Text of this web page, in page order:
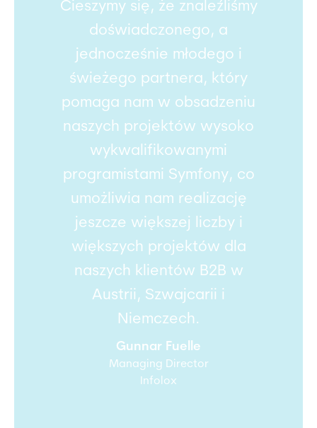
Cieszymy się, że znaleźliśmy
doświadczonego, a
jednocześnie młodego i
świeżego partnera, który
pomaga nam w obsadzeniu
naszych projektów wysoko
wykwalifikowanymi
programistami Symfony, co
umożliwia nam realizację
jeszcze większej liczby i
większych projektów dla
naszych klientów B2B w
Austrii, Szwajcarii i
Niemczech.
Gunnar Fuelle
Managing Director
Infolox